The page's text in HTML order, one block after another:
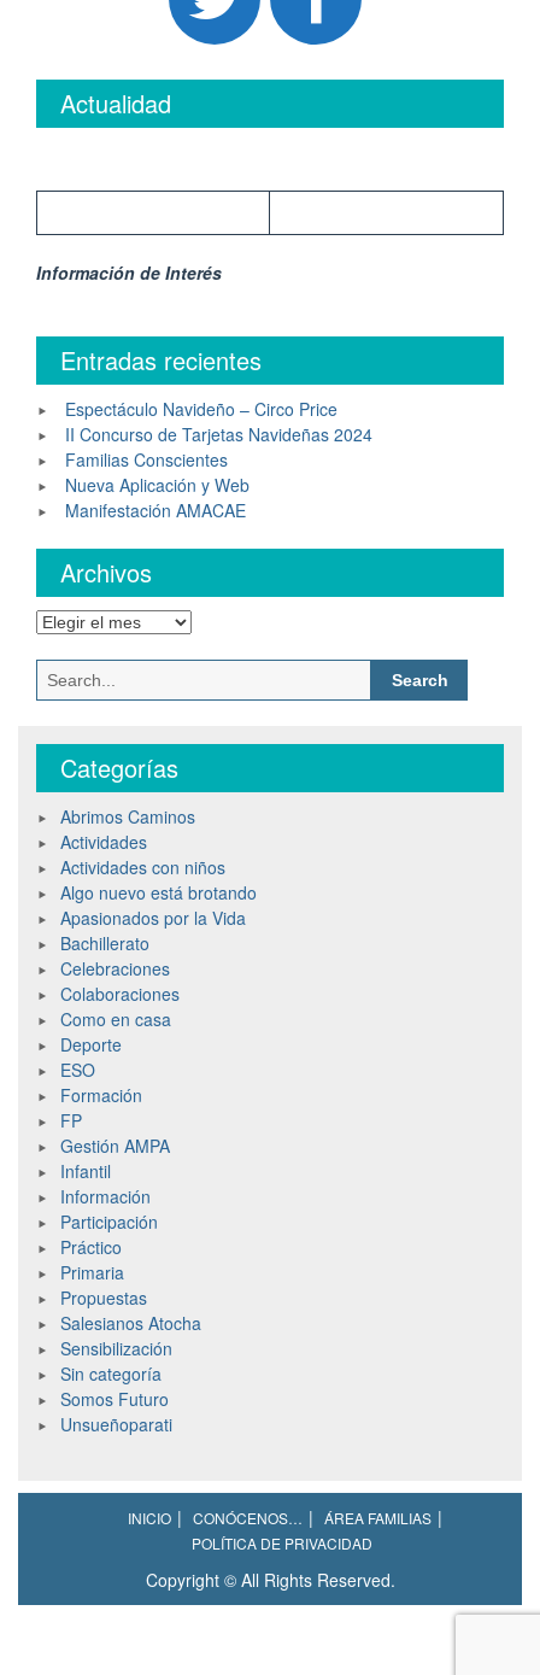
Actualidad
Información de Interés
Entradas recientes
Espectáculo Navideño – Circo Price
II Concurso de Tarjetas Navideñas 2024
Familias Conscientes
Nueva Aplicación y Web
Manifestación AMACAE
Archivos
Archivos
Search
for:
Categorías
Abrimos Caminos
Actividades
Actividades con niños
Algo nuevo está brotando
Apasionados por la Vida
Bachillerato
Celebraciones
Colaboraciones
Como en casa
Deporte
ESO
Formación
FP
Gestión AMPA
Infantil
Información
Participación
Práctico
Primaria
Propuestas
Salesianos Atocha
Sensibilización
Sin categoría
Somos Futuro
Unsueñoparati
INICIO CONÓCENOS…
ÁREA FAMILIAS
POLÍTICA DE PRIVACIDAD
Copyright © All Rights Reserved.